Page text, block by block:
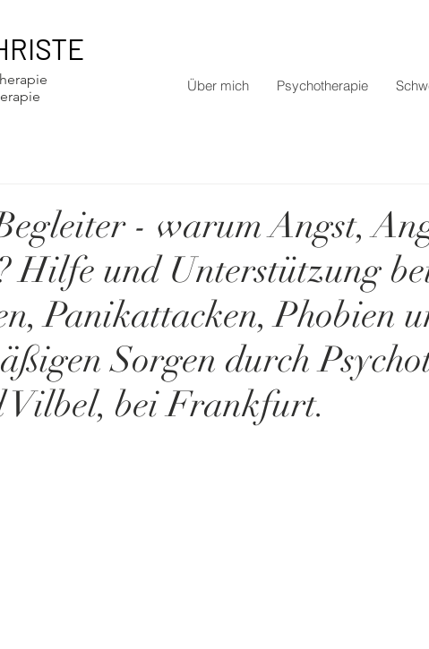
Über mich Psychotherapie
- warum Angst,
Hilfe und Unterstützung
Panikattacken, Phobien
Sorgen durch
Vilbel, bei Frankfurt.